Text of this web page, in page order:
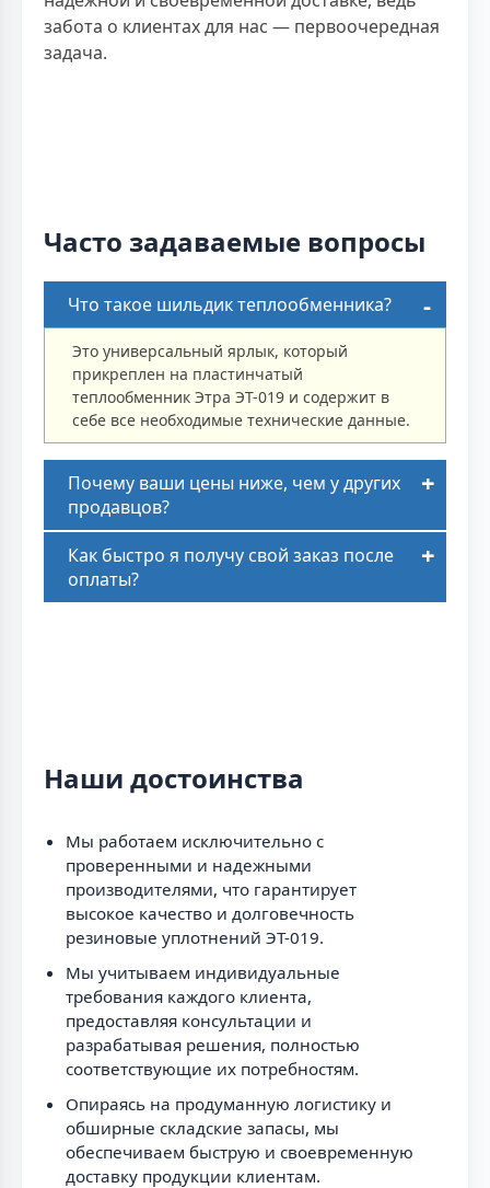
забота о клиентах для нас — первоочередная
задача.
Часто задаваемые вопросы
Что такое шильдик теплообменника?
Это универсальный ярлык, который
прикреплен на пластинчатый
теплообменник Этра ЭТ-019 и содержит в
себе все необходимые технические данные.
Почему ваши цены ниже, чем у других
продавцов?
Как быстро я получу свой заказ после
оплаты?
Наши достоинства
Мы работаем исключительно с
проверенными и надежными
производителями, что гарантирует
высокое качество и долговечность
резиновые уплотнений ЭТ-019.
Мы учитываем индивидуальные
требования каждого клиента,
предоставляя консультации и
разрабатывая решения, полностью
соответствующие их потребностям.
Опираясь на продуманную логистику и
обширные складские запасы, мы
обеспечиваем быструю и своевременную
доставку продукции клиентам.